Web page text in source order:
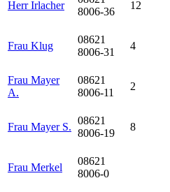
Herr Irlacher
8006-36
12
Frau Klug
08621
8006-31
4
Frau Mayer
A.
08621
8006-11
2
Frau Mayer S.
08621
8006-19
8
Frau Merkel
08621
8006-0